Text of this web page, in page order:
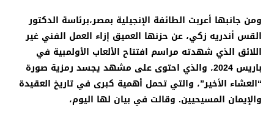
ومن جانبها أعربت الطائفة الإنجيلية بمصر،برئاسة الدكتور
القس أندريه زكي، عن حزنها العميق إزاء العمل الفني غير
اللائق الذي شهدته مراسم افتتاح الألعاب الأولمبية في
باريس 2024، والذي احتوى على مشهد يجسد رمزية صورة
“العشاء الأخير”، والتي تحمل أهمية كبرى في تاريخ العقيدة
والإيمان المسيحيين. وقالت في بيان لها اليوم،